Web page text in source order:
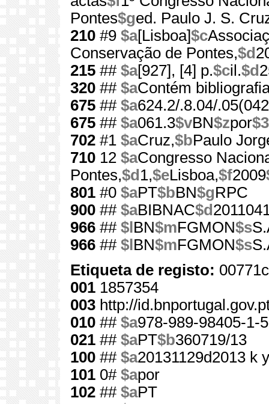
Pontes$ged. Paulo J. S.
210 #9 $a[Lisboa]$c
Conservação de Pontes,$d
215 ## $a[927], [4] p.$cil.$d
320 ## $aContém
675 ## $a624.2/.8.04/
675 ## $a061.3$vBN$zpor$3
702 #1 $aCruz,$bPaulo
710 12 $aCongresso
Pontes,$d 1,$eLisboa,$f2009
801 #0 $aPT$bBN$gRPC
900 ## $aBIBNAC$d
966 ## $l BN$mFGMON$s
966 ## $l BN$mFGMON$s
Etiqueta de registo:
001 1857354
003 http://
010 ## $a978-989-98405-1-5
021 ## $aPT$b360719/13
100 ## $a20131129d2013 k
101 0# $apor
102 ## $aPT